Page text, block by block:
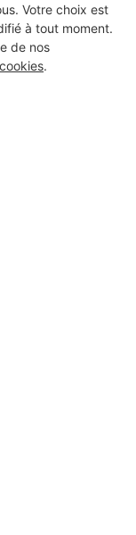
Votre choix est
à tout moment.
de nos
.